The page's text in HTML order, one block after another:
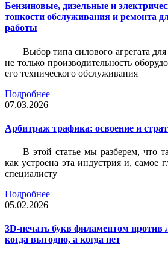
Бензиновые, дизельные и
тонкости обслуживания и ремонта
работы
Выбор типа силового агрегата
не только производительность
его технического обслуживания
Подробнее
07.03.2026
Арбитраж трафика: освоение и
В этой статье мы разберем, что
как устроена эта индустрия и, самое
специалисту
Подробнее
05.02.2026
3D-печать букв филаментом против
когда выгодно, а когда нет